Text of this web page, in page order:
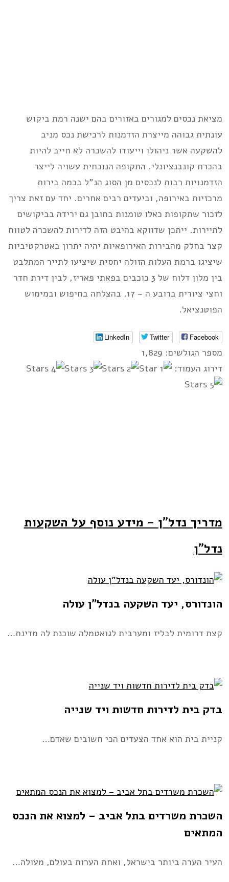
מציאת נכסים למגורים באזורים בהם ישנה רמת ביקוש
עונתית גבוהה מייצרת הזדמנות לרכישת נכס מניב
להשקעה אשר ניהולו וייעודו להשכרה לא חייב להיות
בהכרח קונבנציונלי. התקופה הנוכחית עשויה לייצר
הזדמנויות רבות לנכסים מן הסוג הנ”ל בכמה בירות
מרכזיות באירופה, וביעדים רבים אחרים. יחד עם זאת צריך
לזכור שתקופות כאלו טומנות בחובן גם ירידה בביקושים
לתיירות. ייתכן שדווקא בהיבט הזה לדירות להשכרה לטווח
קצר בחלק מהבירות האירופאיות יהיה יתרון באטרקטיביות
שיציגו ברמת העלות הזולה יחסית שיציעו לתייר המתלבט
בין מלון דלוח של 3 כוכבים בפאתי פאריז, לבין דירת חדר
וחצי ציורית ברובע ה – 17. בהצלחה בחיפוש ובמימוש
הפוטנציאל.
Facebook
Twitter
LinkedIn
מספר הגולשים: 1,829
דירוג העמוד:
מדריך נדל"ן - מידע נוסף על השקעות
נדל"ן
הונדורס, יעד השקעה בנדל”ן עולה
קצת דרומית לבליז ומערבית לגואטמלה שוכנת לה מדינת…
בדק בית לדירות חדשות ויד שנייה
קניית בית הוא אחד הצעדים הכי חשובים שאדם…
השכרת משרדים בתל אביב – למצוא את הנכס
המתאים
העיר הערה ביותר בישראל, ואחת הערות בעולם, מעולה…